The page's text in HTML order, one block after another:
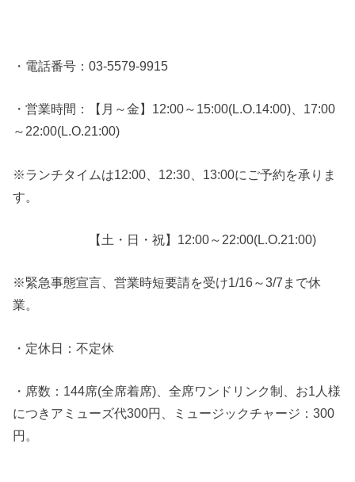
・電話番号：03-5579-9915
・営業時間：【月～金】12:00～15:00(L.O.14:00)、17:00
～22:00(L.O.21:00)
※ランチタイムは12:00、12:30、13:00にご予約を承りま
す。
【土・日・祝】12:00～22:00(L.O.21:00)
※緊急事態宣言、営業時短要請を受け1/16～3/7まで休
業。
・定休日：不定休
・席数：144席(全席着席)、全席ワンドリンク制、お1人様
につきアミューズ代300円、ミュージックチャージ：300
円。